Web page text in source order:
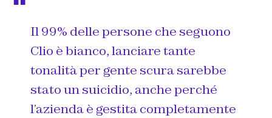
Il 99% delle persone che seguono
Clio è bianco, lanciare tante
tonalità per gente scura sarebbe
stato un suicidio, anche perché
l’azienda è gestita completamente